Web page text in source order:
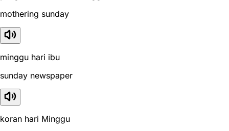
mothering sunday
minggu hari ibu
sunday newspaper
koran hari Minggu